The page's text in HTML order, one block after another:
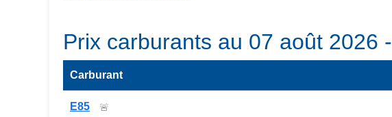
Prix carburants au 07 août 2026 -
Carburant
E85 🚨